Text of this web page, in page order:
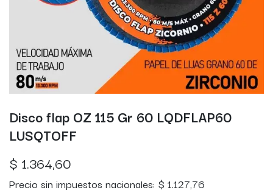
Disco flap OZ 115 Gr 60 LQDFLAP60
LUSQTOFF
$ 1.364,60
Precio sin impuestos nacionales: $ 1.127,76